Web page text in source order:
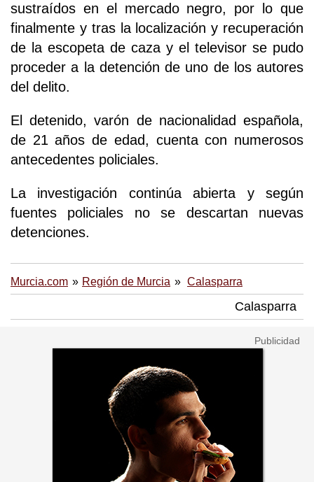
sustraídos en el mercado negro, por lo que
finalmente y tras la localización y recuperación
de la escopeta de caza y el televisor se pudo
proceder a la detención de uno de los autores
del delito.
El detenido, varón de nacionalidad española,
de 21 años de edad, cuenta con numerosos
antecedentes policiales.
La investigación continúa abierta y según
fuentes policiales no se descartan nuevas
detenciones.
Murcia.com Región de Murcia Calasparra
Calasparra